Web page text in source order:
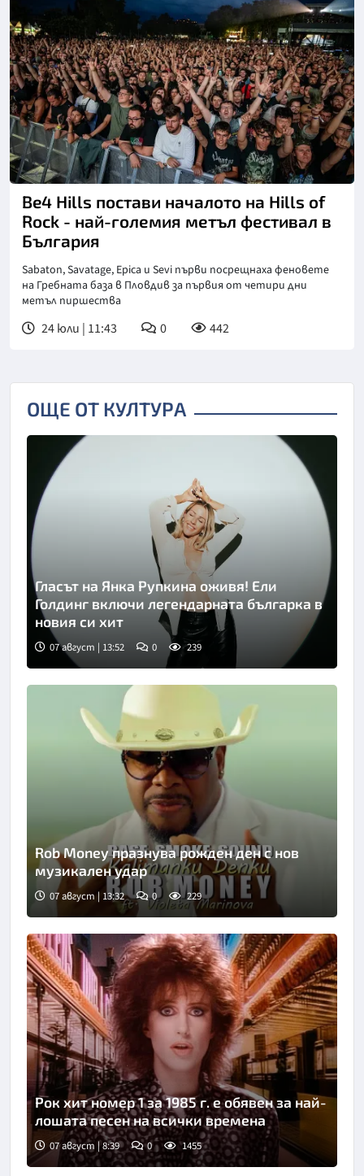
Be4 Hills постави началото на Hills of
Rock - най-големия метъл фестивал в
България
Sabaton, Savatage, Epica и Sevi първи посрещнаха феновете
на Гребната база в Пловдив за първия от четири дни
метъл пиршества
24 юли | 11:43 0 442
ОЩЕ ОТ КУЛТУРА
Гласът на Янка Рупкина оживя! Ели
Голдинг включи легендарната българка в
новия си хит
07 август | 13:52 0 239
Rob Money празнува рожден ден с нов
музикален удар
07 август | 13:32 0 229
Рок хит номер 1 за 1985 г. е обявен за най-
лошата песен на всички времена
07 август | 8:39 0 1455